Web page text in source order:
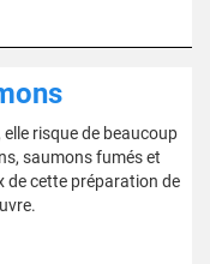
risque de beaucoup
saumons fumés et
de cette préparation de